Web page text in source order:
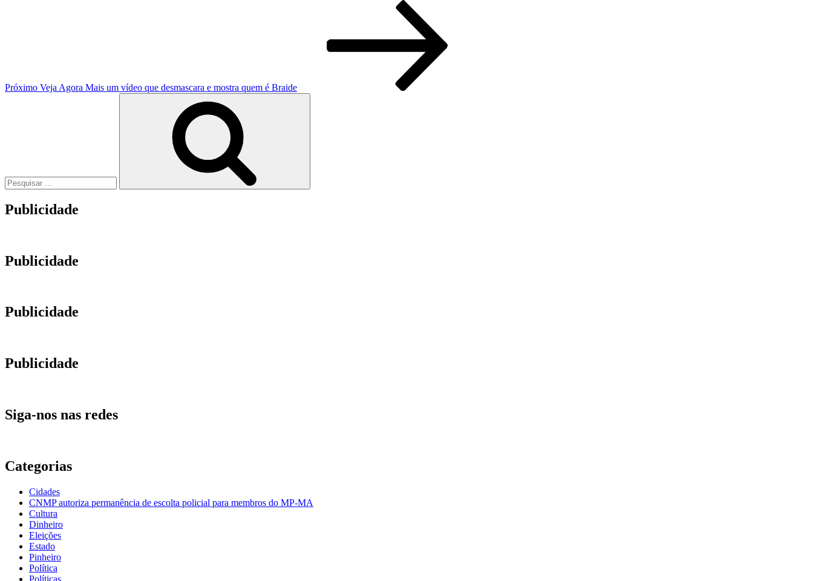
Próximo Veja Agora Mais um vídeo que desmascara e mostra quem é Braide
Publicidade
Publicidade
Publicidade
Publicidade
Siga-nos nas redes
Categorias
Cidades
CNMP autoriza permanência de escolta policial para membros do MP-MA
Cultura
Dinheiro
Eleições
Estado
Pinheiro
Política
Políticas